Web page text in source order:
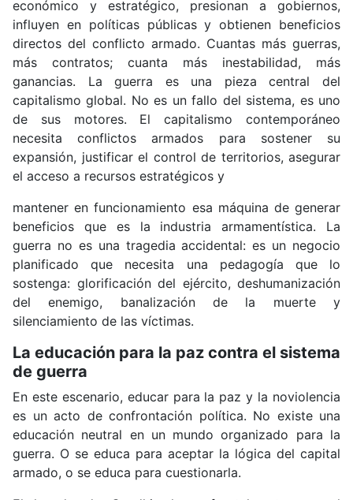
económico y estratégico, presionan a gobiernos,
influyen en políticas públicas y obtienen beneficios
directos del conflicto armado. Cuantas más guerras,
más contratos; cuanta más inestabilidad, más
ganancias. La guerra es una pieza central del
capitalismo global. No es un fallo del sistema, es uno
de sus motores. El capitalismo contemporáneo
necesita conflictos armados para sostener su
expansión, justificar el control de territorios, asegurar
el acceso a recursos estratégicos y
mantener en funcionamiento esa máquina de generar
beneficios que es la industria armamentística. La
guerra no es una tragedia accidental: es un negocio
planificado que necesita una pedagogía que lo
sostenga: glorificación del ejército, deshumanización
del enemigo, banalización de la muerte y
silenciamiento de las víctimas.
La educación para la paz contra el sistema
de guerra
En este escenario, educar para la paz y la noviolencia
es un acto de confrontación política. No existe una
educación neutral en un mundo organizado para la
guerra. O se educa para aceptar la lógica del capital
armado, o se educa para cuestionarla.